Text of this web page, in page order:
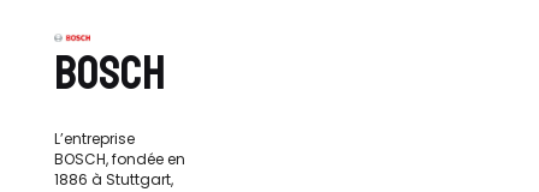
BOSCH
L’entreprise
BOSCH, fondée en
1886 à Stuttgart,